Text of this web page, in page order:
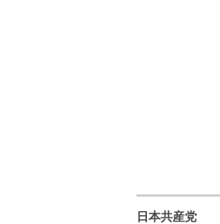
日本共産党